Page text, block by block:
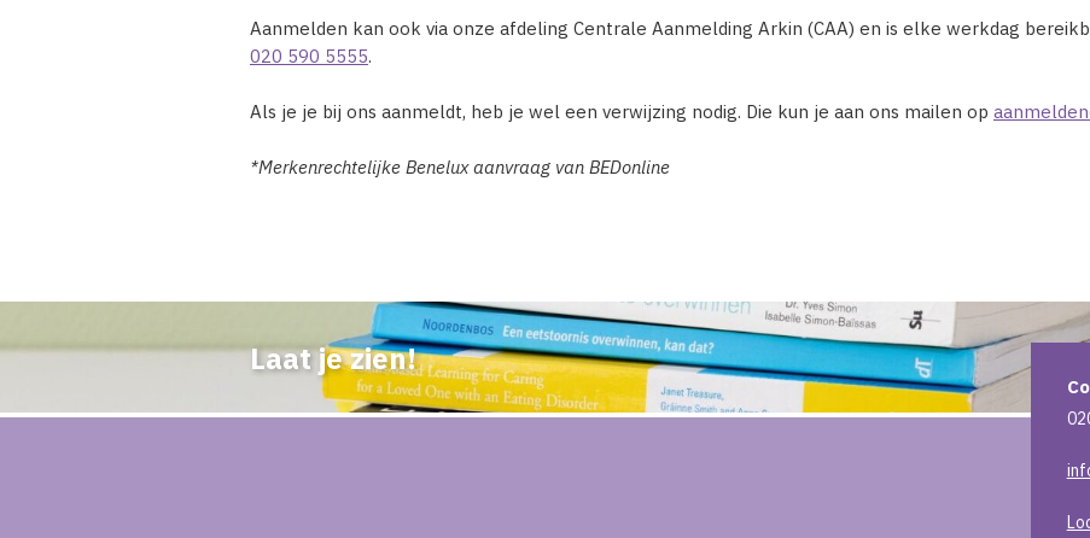
Aanmelden kan ook via onze afdeling Centrale Aanmelding Arkin (CAA) en is elke werkdag
020 590 5555.
Als je je bij ons aanmeldt, heb je wel een verwijzing nodig. Die kun je aan ons mailen op
*Merkenrechtelijke Benelux aanvraag van BEDonline
Laat je zien!